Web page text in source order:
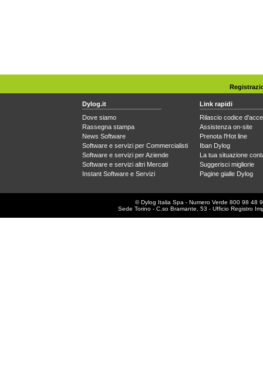
Dylog.it
Dove siamo
Rassegna stampa
News Software
Software e servizi per Commercialisti
Software e servizi per Aziende
Software e servizi altri Mercati
Instant Software e Servizi
Link rapidi
Rilascio codice
Assistenza on-site
Prenota l'Hot line
Iban Dylog
La tua situazione
Suggerisci migliorie
Pagine gialle Dylog
© Dylog Italia Spa - Numero Verde 800 98 48
Sede Torino - C.so Bramante, 53 - Ufficio Registro